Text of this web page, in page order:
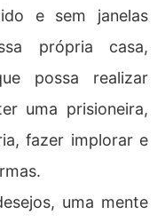
e sem janelas
própria casa,
possa realizar
uma prisioneira,
fazer implorar e
uma mente